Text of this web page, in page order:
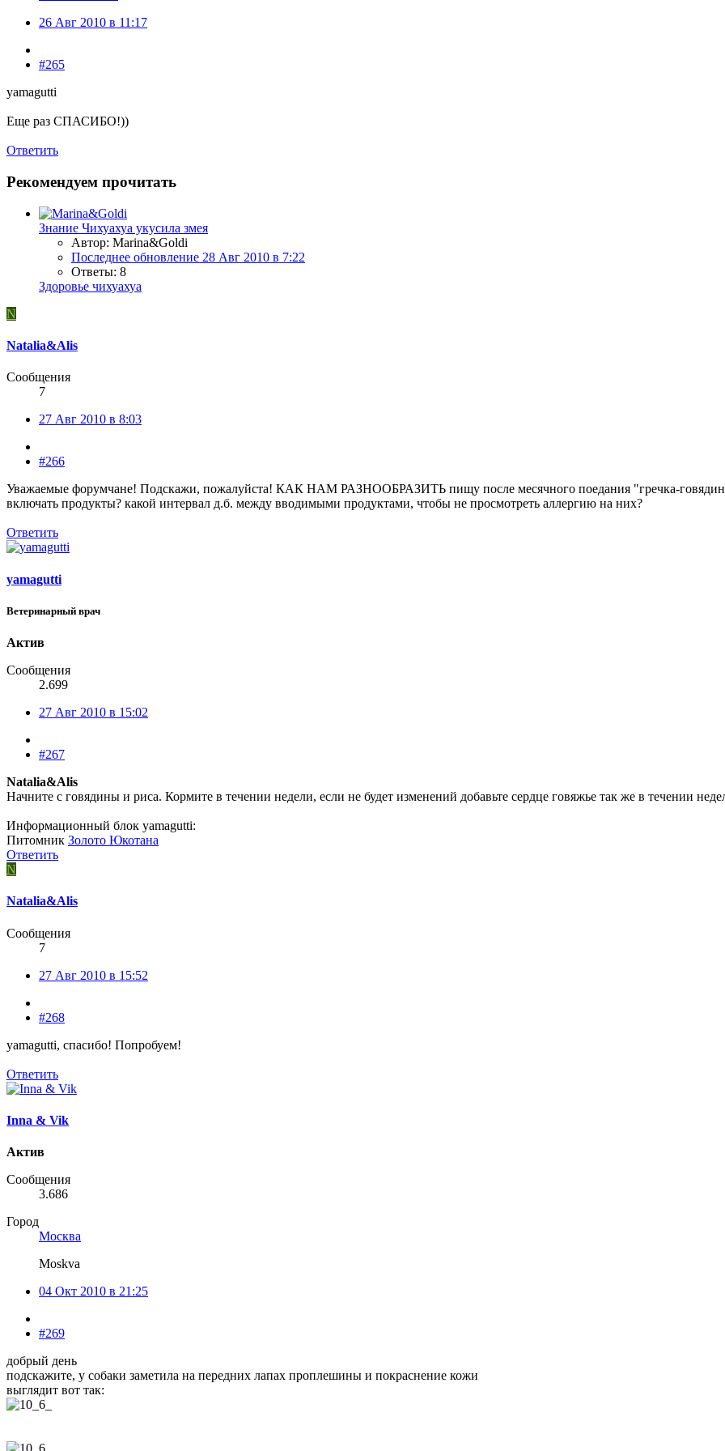
26 Авг 2010 в 11:17
#265
yamagutti
Еще раз СПАСИБО!))
Ответить
Рекомендуем прочитать
Знание Чихуахуа укусила змея
Автор: Marina&Goldi
Последнее обновление 28 Авг 2010 в 7:22
Ответы: 8
Здоровье чихуахуа
N
Natalia&Alis
Сообщения
7
27 Авг 2010 в 8:03
#266
Уважаемые форумчане! Подскажи, пожалуйста! КАК НАМ РАЗНООБРАЗИТЬ пищу после месячного поедания "гречка-
включать продукты? какой интервал д.б. между вводимыми продуктами, чтобы не просмотреть аллергию на них?
Ответить
yamagutti
Ветеринарный врач
Актив
Сообщения
2.699
27 Авг 2010 в 15:02
#267
Natalia&Alis
Начните с говядины и риса. Кормите в течении недели, если не будет изменений добавьте сердце говяжье так же в течении
Информационный блок yamagutti:
Питомник Золото Юкотана
Ответить
N
Natalia&Alis
Сообщения
7
27 Авг 2010 в 15:52
#268
yamagutti, спасибо! Попробуем!
Ответить
Inna & Vik
Актив
Сообщения
3.686
Город
Москва
Moskva
04 Окт 2010 в 21:25
#269
добрый день
подскажите, у собаки заметила на передних лапах проплешины и покраснение кожи
выглядит вот так: